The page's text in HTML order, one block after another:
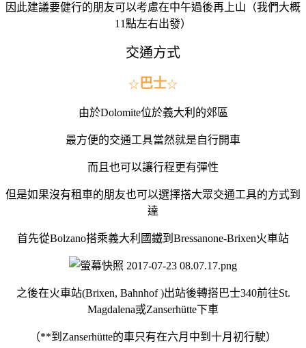
因此建議要健行的朋友可以考慮在中午過後再上山（我們大概
11點左右出發）
交通方式
☆巴士☆
由於Dolomite位於義大利的郊區
最方便的交通工具當然就是自行開車
而且也可以讓行程更有彈性
但是如果沒有租車的朋友也可以選擇搭大眾交通工具的方式到
達
首先從Bolzano搭乘義大利國鐵到Bressanone-Brixen火車站
之後在火車站(Brixen, Bahnhof )出站後轉搭巴士340前往St.
Magdalena或Zanserhütte下車
（**到Zanserhütte的車只有在六月中到十月初行駛）